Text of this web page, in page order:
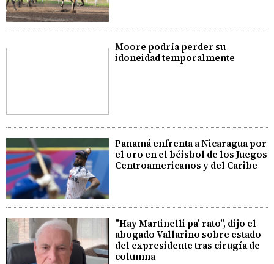
Moore podría perder su
idoneidad temporalmente
Panamá enfrenta a Nicaragua por
el oro en el béisbol de los Juegos
Centroamericanos y del Caribe
"Hay Martinelli pa' rato", dijo el
abogado Vallarino sobre estado
del expresidente tras cirugía de
columna